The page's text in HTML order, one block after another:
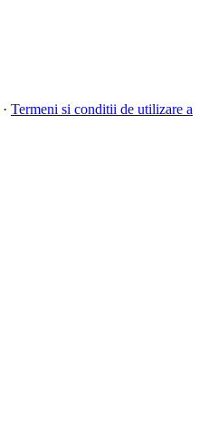
· Termeni si conditii de utilizare a